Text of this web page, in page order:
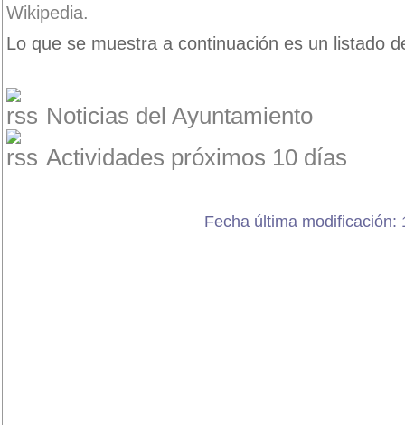
Wikipedia.
Lo que se muestra a continuación es un listado
Noticias del Ayuntamiento
Actividades próximos 10 días
Fecha última modificación: